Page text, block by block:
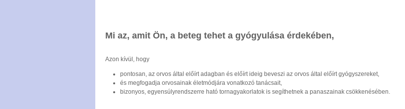
Mi az, amit Ön, a beteg tehet a gyógyulása érdekében,
Azon kívül, hogy
pontosan, az orvos által előírt adagban és előírt ideig beveszi az orvos által előírt gyógyszereket,
és megfogadja orvosainak életmódjára vonatkozó tanácsait,
bizonyos, egyensúlyrendszerre ható tornagyakorlatok is segíthetnek a panaszainak csökkenésében.